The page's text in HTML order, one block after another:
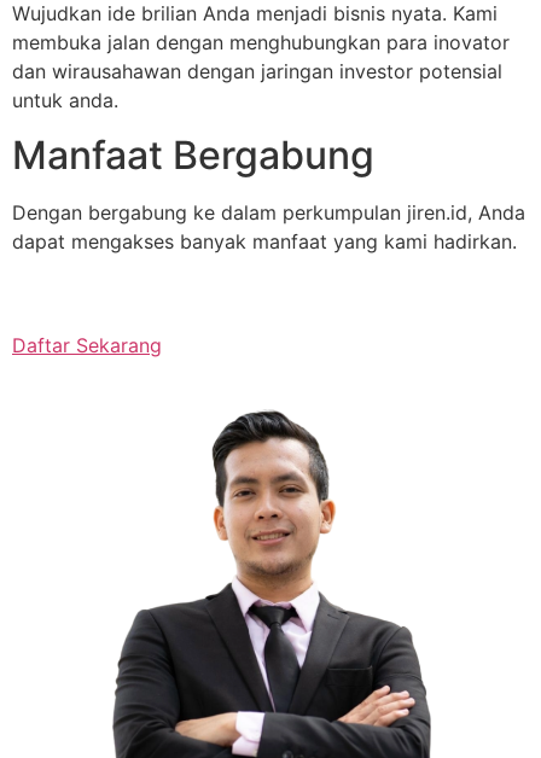
Wujudkan ide brilian Anda menjadi bisnis nyata. Kami
membuka jalan dengan menghubungkan para inovator
dan wirausahawan dengan jaringan investor potensial
untuk anda.
Manfaat Bergabung
Dengan bergabung ke dalam perkumpulan jiren.id, Anda
dapat mengakses banyak manfaat yang kami hadirkan.
Daftar Sekarang